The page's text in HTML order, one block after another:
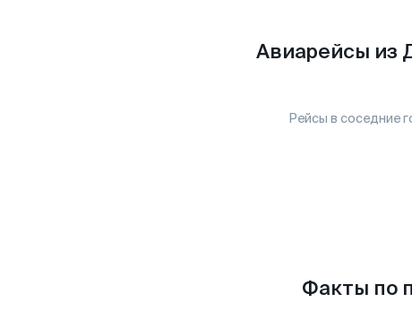
Авиарейсы из
Рейсы в соседние
Факты по